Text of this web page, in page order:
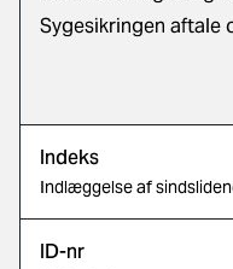
Sygesikringen aftale
Indeks
Indlæggelse af
ID-nr